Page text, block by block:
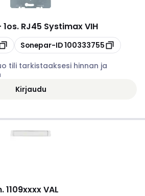
RJ45 Systimax VIH
Kopioi
Sonepar-ID100333755
tili tarkistaaksesi hinnan ja
Kirjaudu
1109xxxx VAL